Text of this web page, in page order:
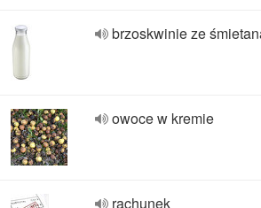
brzoskwinie ze
owoce w kremie
rachunek